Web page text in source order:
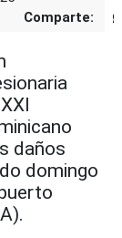
Comparte:
daños
domingo